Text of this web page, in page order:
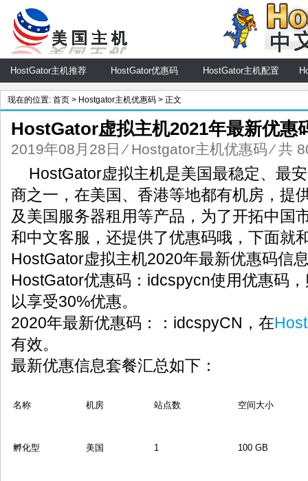
HostGator主机推荐 HostGator优惠码 HostGator主机配置
现在的位置: 首页 > Hostgator主机优惠码 > 正文
HostGator虚拟主机2021年最新优惠
2019年08月28日 ⁄ Hostgator主机优惠码⁄ 共
HostGator虚拟主机是美国最稳定、最
商之一，在美国、香港等地都有机房，提
及美国服务器租用等产品，为了开拓中国
和中文客服，还提供了优惠码哦，下面就
HostGator虚拟主机2020年最新优惠码信
HostGator优惠码：idcspycn使用优惠码
以享受30%优惠。
2020年最新优惠码：：idcspyCN，在
有效。
最新优惠信息套餐汇总如下：
名称 机房 站点数 空间大小
孵化型 美国 1 100 GB